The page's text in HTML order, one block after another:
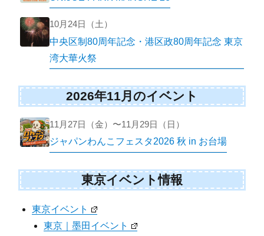
10月24日（土）
中央区制80周年記念・港区政80周年記念 東京
湾大華火祭
2026年11月のイベント
11月27日（金）〜11月29日（日）
ジャパンわんこフェスタ2026 秋 in お台場
東京イベント情報
東京イベント
東京｜墨田イベント